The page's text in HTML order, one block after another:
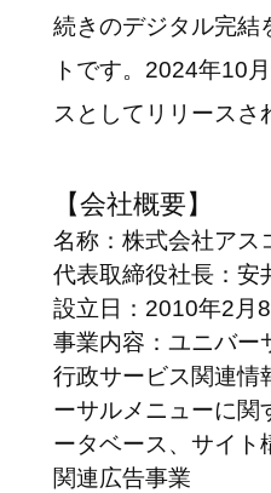
続きのデジタル完結
トです。2024年10
スとしてリリースさ
【会社概要】
名称：株式会社アス
代表取締役社長：安
設立日：2010年2月8
事業内容：ユニバー
行政サービス関連情
ーサルメニューに関
ータベース、サイト
関連広告事業